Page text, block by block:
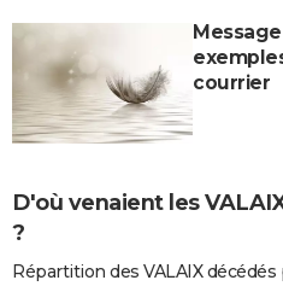
courrier
D'où venaient les
?
Répartition des VALAIX